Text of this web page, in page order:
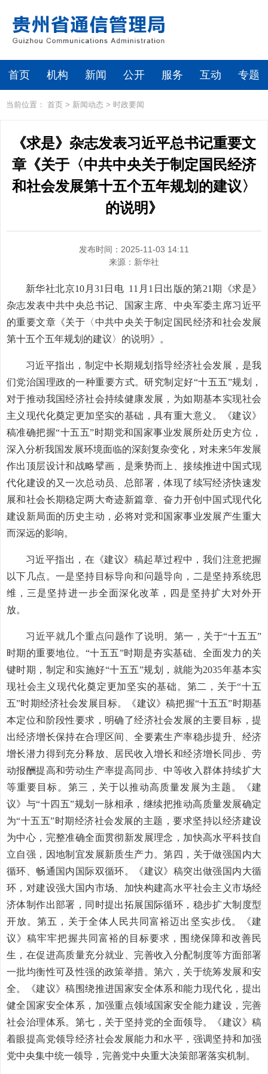
首页 机构 新闻 公开 服务 互动 专题
当前位置： 首页 > 新闻动态 > 时政要闻
《求是》杂志发表习近平总书记重要文
章《关于〈中共中央关于制定国民经济
和社会发展第十五个五年规划的建议〉
的说明》
发布时间：2025-11-03 14:11
来源： 新华社
新华社北京10月31日电 11月1日出版的第21期《求是》
杂志发表中共中央总书记、国家主席、中央军委主席习近平
的重要文章《关于〈中共中央关于制定国民经济和社会发展
第十五个五年规划的建议〉的说明》。
习近平指出，制定中长期规划指导经济社会发展，是我
们党治国理政的一种重要方式。研究制定好“十五五”规划，
对于推动我国经济社会持续健康发展，为如期基本实现社会
主义现代化奠定更加坚实的基础，具有重大意义。《建议》
稿准确把握“十五五”时期党和国家事业发展所处历史方位，
深入分析我国发展环境面临的深刻复杂变化，对未来5年发展
作出顶层设计和战略擘画，是乘势而上、接续推进中国式现
代化建设的又一次总动员、总部署，体现了续写经济快速发
展和社会长期稳定两大奇迹新篇章、奋力开创中国式现代化
建设新局面的历史主动，必将对党和国家事业发展产生重大
而深远的影响。
习近平指出，在《建议》稿起草过程中，我们注意把握
以下几点。一是坚持目标导向和问题导向，二是坚持系统思
维，三是坚持进一步全面深化改革，四是坚持扩大对外开
放。
习近平就几个重点问题作了说明。第一，关于“十五五”
时期的重要地位。“十五五”时期是夯实基础、全面发力的关
键时期，制定和实施好“十五五”规划，就能为2035年基本实
现社会主义现代化奠定更加坚实的基础。第二，关于“十五
五”时期经济社会发展目标。《建议》稿把握“十五五”时期基
本定位和阶段性要求，明确了经济社会发展的主要目标，提
出经济增长保持在合理区间、全要素生产率稳步提升、经济
增长潜力得到充分释放、居民收入增长和经济增长同步、劳
动报酬提高和劳动生产率提高同步、中等收入群体持续扩大
等重要目标。第三，关于以推动高质量发展为主题。《建
议》与“十四五”规划一脉相承，继续把推动高质量发展确定
为“十五五”时期经济社会发展的主题，要求坚持以经济建设
为中心，完整准确全面贯彻新发展理念，加快高水平科技自
立自强，因地制宜发展新质生产力。第四，关于做强国内大
循环、畅通国内国际双循环。《建议》稿突出做强国内大循
环，对建设强大国内市场、加快构建高水平社会主义市场经
济体制作出部署，同时提出拓展国际循环，稳步扩大制度型
开放。第五，关于全体人民共同富裕迈出坚实步伐。《建
议》稿牢牢把握共同富裕的目标要求，围绕保障和改善民
生，在促进高质量充分就业、完善收入分配制度等方面部署
一批均衡性可及性强的政策举措。第六，关于统筹发展和安
全。《建议》稿围绕推进国家安全体系和能力现代化，提出
健全国家安全体系，加强重点领域国家安全能力建设，完善
社会治理体系。第七，关于坚持党的全面领导。《建议》稿
着眼提高党领导经济社会发展能力和水平，强调坚持和加强
党中央集中统一领导，完善党中央重大决策部署落实机制。